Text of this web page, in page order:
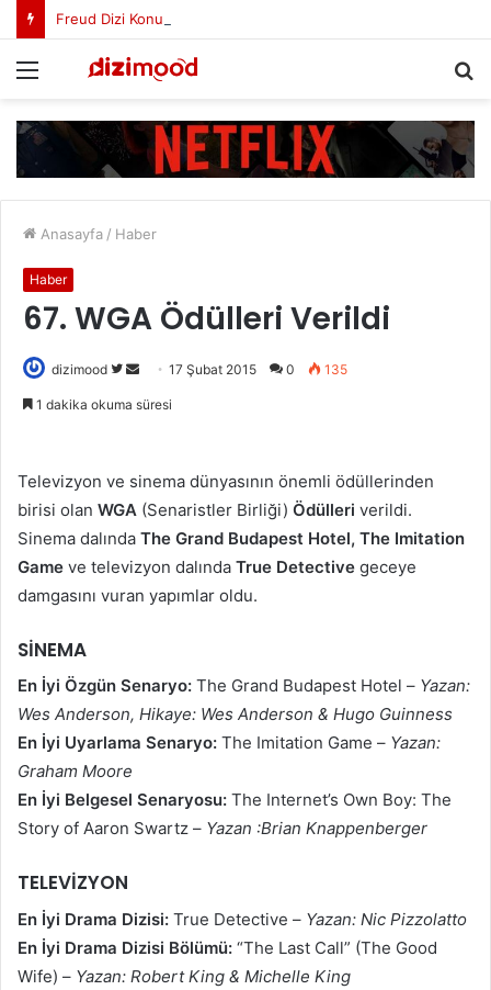
Freud Dizi Konusu Nedir?
Anasayfa / Haber
Haber
67. WGA Ödülleri Verildi
dizimood
T
e
a
k
i
p
e
d
-
p
a
n
d
e
m
17 Şubat 2015 0 135
1 dakika okuma süresi
Televizyon ve sinema dünyasının önemli ödüllerinden
birisi olan WGA (Senaristler Birliği) Ödülleri verildi.
Sinema dalında The Grand Budapest Hotel, The Imitation
Game ve televizyon dalında True Detective geceye
damgasını vuran yapımlar oldu.
SİNEMA
En İyi Özgün Senaryo: The Grand Budapest Hotel – Yazan:
Wes Anderson, Hikaye: Wes Anderson & Hugo Guinness
En İyi Uyarlama Senaryo: The Imitation Game – Yazan:
Graham Moore
En İyi Belgesel Senaryosu: The Internet’s Own Boy: The
Story of Aaron Swartz – Yazan :Brian Knappenberger
TELEVİZYON
En İyi Drama Dizisi: True Detective – Yazan: Nic Pizzolatto
En İyi Drama Dizisi Bölümü: “The Last Call” (The Good
Wife) – Yazan: Robert King & Michelle King